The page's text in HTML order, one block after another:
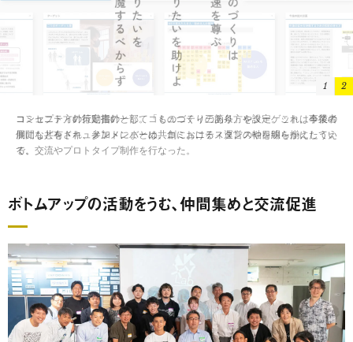
コミュニティの行動指針として「ものづくり三箇条」を設定。これは事業者
側にも共有され、参加メンバーは共創におけるスタンスや目線を揃えたうえ
で、交流やプロトタイプ制作を行なった。
1 2
ボトムアップの活動をうむ、仲間集めと交流促進